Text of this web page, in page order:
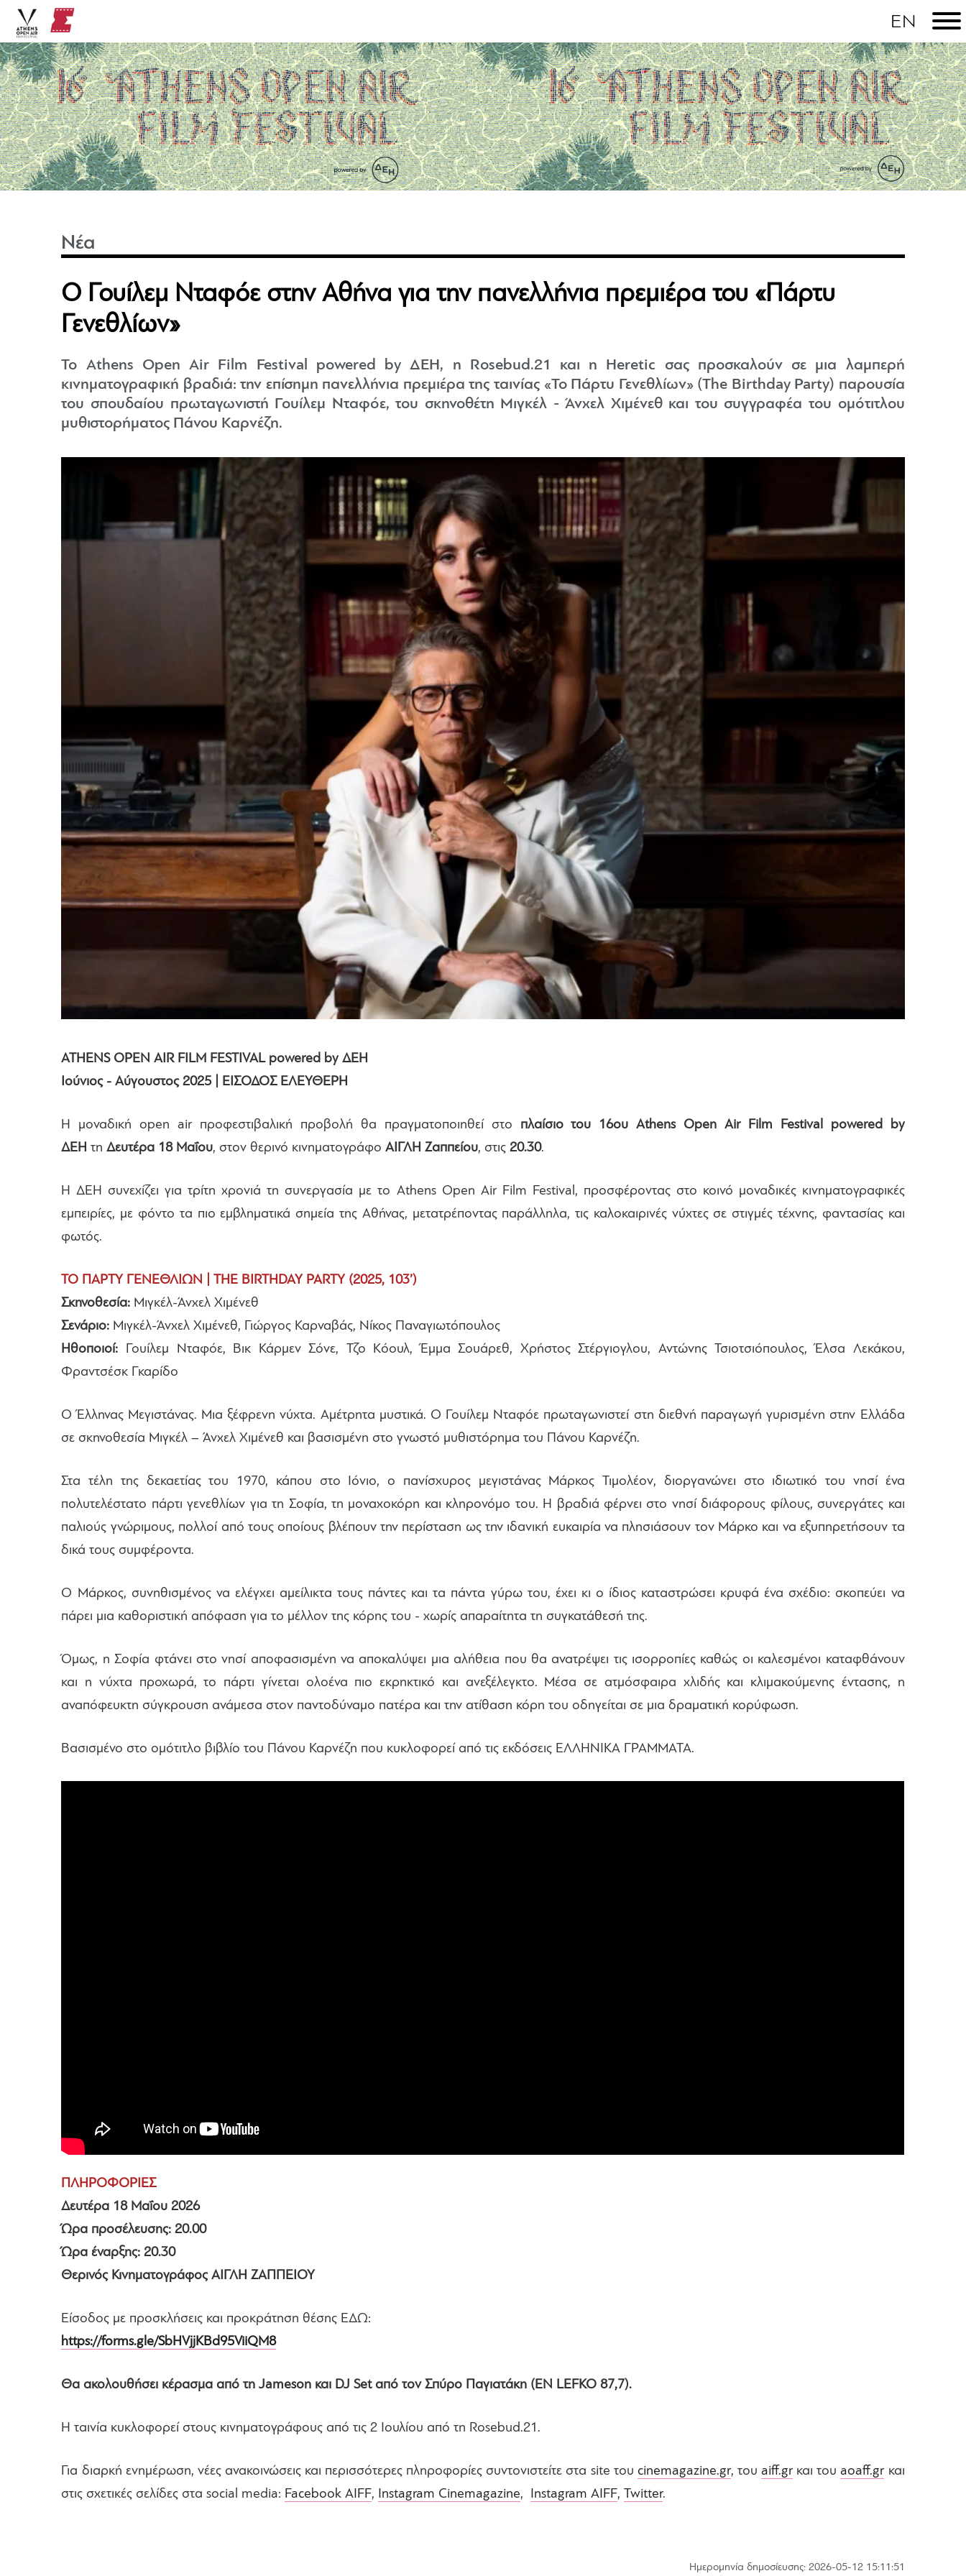
Νέα
Ο Γουίλεμ Νταφόε στην Αθήνα για την πανελλήνια πρεμιέρα του «Πάρτυ
Γενεθλίων»
Το Athens Open Air Film Festival powered by ΔΕΗ, η Rosebud.21 και η Heretic σας προσκαλούν σε μια λαμπερή
κινηματογραφική βραδιά: την επίσημη πανελλήνια πρεμιέρα της ταινίας «Το Πάρτυ Γενεθλίων» (The Birthday Party) παρουσία
του σπουδαίου πρωταγωνιστή Γουίλεμ Νταφόε, του σκηνοθέτη Μιγκέλ - Άνχελ Χιμένεθ και του συγγραφέα του ομότιτλου
μυθιστορήματος Πάνου Καρνέζη.
ATHENS OPEN AIR FILM FESTIVAL powered by ΔΕΗ
Ιούνιος - Αύγουστος 2025 | ΕΙΣΟΔΟΣ ΕΛΕΥΘΕΡΗ
Η μοναδική open air προφεστιβαλική προβολή θα πραγματοποιηθεί στο πλαίσιο του 16ου Athens Open Air Film Festival powered by
ΔΕΗ τηΔευτέρα 18 Μαΐου, στον θερινό κινηματογράφοΑΙΓΛΗ Ζαππείου, στις20.30.
Η ΔΕΗ συνεχίζει για τρίτη χρονιά τη συνεργασία με το Athens Open Air Film Festival, προσφέροντας στο κοινό μοναδικές κινηματογραφικές
εμπειρίες, με φόντο τα πιο εμβληματικά σημεία της Αθήνας, μετατρέποντας παράλληλα, τις καλοκαιρινές νύχτες σε στιγμές τέχνης, φαντασίας και
φωτός.
ТО ПАРТY ΓΕΝΕΘΛΙΩΝ | THE BIRTHDAY PARTY (2025, 103’)
Σκηνοθεσία: Μιγκέλ-Άνχελ Χιμένεθ
Σενάριο: Μιγκέλ-Άνχελ Χιμένεθ, Γιώργος Καρναβάς, Νίκος Παναγιωτόπουλος
Ηθοποιοί: Γουίλεμ Νταφόε, Βικ Κάρμεν Σόνε, Τζο Κόουλ, Έμμα Σουάρεθ, Χρήστος Στέργιογλου, Αντώνης Τσιοτσιόπουλος, Έλσα Λεκάκου,
Φραντσέσκ Γκαρίδο
Ο Έλληνας Μεγιστάνας. Μια ξέφρενη νύχτα. Αμέτρητα μυστικά. Ο Γουίλεμ Νταφόε πρωταγωνιστεί στη διεθνή παραγωγή γυρισμένη στην Ελλάδα
σε σκηνοθεσία Μιγκέλ – Άνχελ Χιμένεθ και βασισμένη στο γνωστό μυθιστόρημα του Πάνου Καρνέζη.
Στα τέλη της δεκαετίας του 1970, κάπου στο Ιόνιο, ο πανίσχυρος μεγιστάνας Μάρκος Τιμολέoν, διοργανώνει στο ιδιωτικό του νησί ένα
πολυτελέστατο πάρτι γενεθλίων για τη Σοφία, τη μοναχοκόρη και κληρονόμο του. Η βραδιά φέρνει στο νησί διάφορους φίλους, συνεργάτες και
παλιούς γνώριμους, πολλοί από τους οποίους βλέπουν την περίσταση ως την ιδανική ευκαιρία να πλησιάσουν τον Μάρκο και να εξυπηρετήσουν τα
δικά τους συμφέροντα.
Ο Μάρκος, συνηθισμένος να ελέγχει αμείλικτα τους πάντες και τα πάντα γύρω του, έχει κι ο ίδιος καταστρώσει κρυφά ένα σχέδιο: σκοπεύει να
πάρει μια καθοριστική απόφαση για το μέλλον της κόρης του - χωρίς απαραίτητα τη συγκατάθεσή της.
Όμως, η Σοφία φτάνει στο νησί αποφασισμένη να αποκαλύψει μια αλήθεια που θα ανατρέψει τις ισορροπίες καθώς οι καλεσμένοι καταφθάνουν
και η νύχτα προχωρά, το πάρτι γίνεται ολοένα πιο εκρηκτικό και ανεξέλεγκτο. Μέσα σε ατμόσφαιρα χλιδής και κλιμακούμενης έντασης, η
αναπόφευκτη σύγκρουση ανάμεσα στον παντοδύναμο πατέρα και την ατίθαση κόρη του οδηγείται σε μια δραματική κορύφωση.
Bασισμένο στο ομότιτλο βιβλίο του Πάνου Καρνέζη που κυκλοφορεί από τις εκδόσεις ΕΛΛΗΝΙΚΑ ΓΡΑΜΜΑΤΑ.
ΠΛΗΡΟΦΟΡΙΕΣ
Δευτέρα 18 Μαΐου 2026
Ώρα προσέλευσης: 20.00
Ώρα έναρξης: 20.30
Θερινός Κινηματογράφος ΑΙΓΛΗ ΖΑΠΠΕΙΟΥ
Είσοδος με προσκλήσεις και προκράτηση θέσης ΕΔΩ:
https://forms.gle/SbHVjjKBd95ViiQM8
Θα ακολουθήσει κέρασμα από τη Jameson και DJ Set από τον Σπύρο Παγιατάκη (EN LEFKO 87,7).
Η ταινία κυκλοφορεί στους κινηματογράφους από τις 2 Ιουλίου από τη Rosebud.21.
Για διαρκή ενημέρωση, νέες ανακοινώσεις και περισσότερες πληροφορίες συντονιστείτε στα site του cinemagazine.gr, τουaiff.gr και τουaoaff.gr και
στις σχετικές σελίδες στα social media: Facebook AIFF, Instagram Cinemagazine, Instagram AIFF,Twitter.
Hμερομηνία δημοσίευσης: 2026-05-12 15:11:51